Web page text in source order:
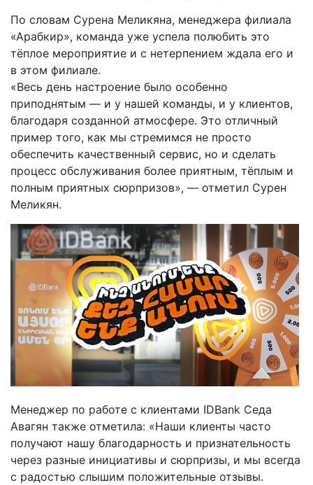
По словам Сурена Меликяна, менеджера филиала
«Арабкир», команда уже успела полюбить это
тёплое мероприятие и с нетерпением ждала его и
в этом филиале.
«Весь день настроение было особенно
приподнятым — и у нашей команды, и у клиентов,
благодаря созданной атмосфере. Это отличный
пример того, как мы стремимся не просто
обеспечить качественный сервис, но и сделать
процесс обслуживания более приятным, тёплым и
полным приятных сюрпризов», — отметил Сурен
Меликян.
Менеджер по работе с клиентами IDBank Седа
Авагян также отметила: «Наши клиенты часто
получают нашу благодарность и признательность
через разные инициативы и сюрпризы, и мы всегда
с радостью слышим положительные отзывы.